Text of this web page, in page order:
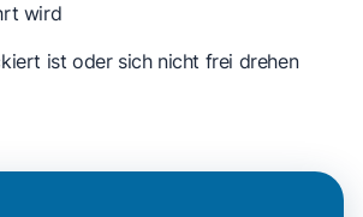
wird
ist oder sich nicht frei drehen